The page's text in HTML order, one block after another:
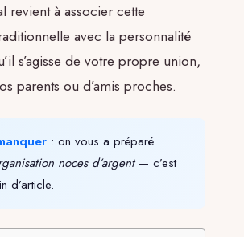
revient à associer cette
avec la personnalité
s’agisse de votre propre union,
parents ou d’amis proches.
: on vous a préparé
noces d’argent— c’est
d’article.